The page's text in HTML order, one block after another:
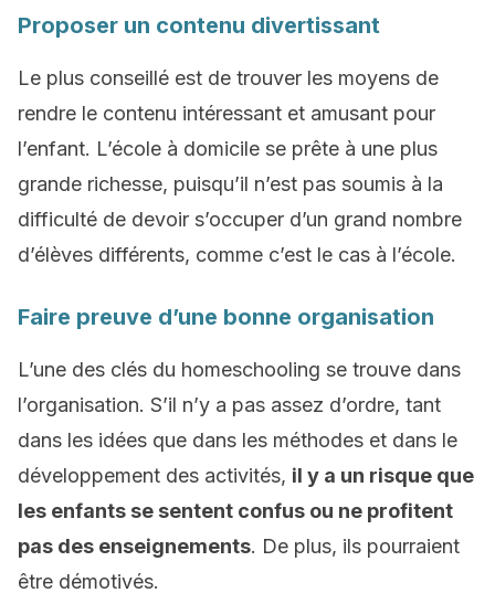
Proposer un contenu divertissant
Le plus conseillé est de trouver les moyens de
rendre le contenu intéressant et amusant pour
l’enfant. L’école à domicile se prête à une plus
grande richesse, puisqu’il n’est pas soumis à la
difficulté de devoir s’occuper d’un grand nombre
d’élèves différents, comme c’est le cas à l’école.
Faire preuve d’une bonne organisation
L’une des clés du homeschooling se trouve dans
l’organisation. S’il n’y a pas assez d’ordre, tant
dans les idées que dans les méthodes et dans le
développement des activités, il y a un risque que
les enfants se sentent confus ou ne profitent
pas des enseignements. De plus, ils pourraient
être démotivés.